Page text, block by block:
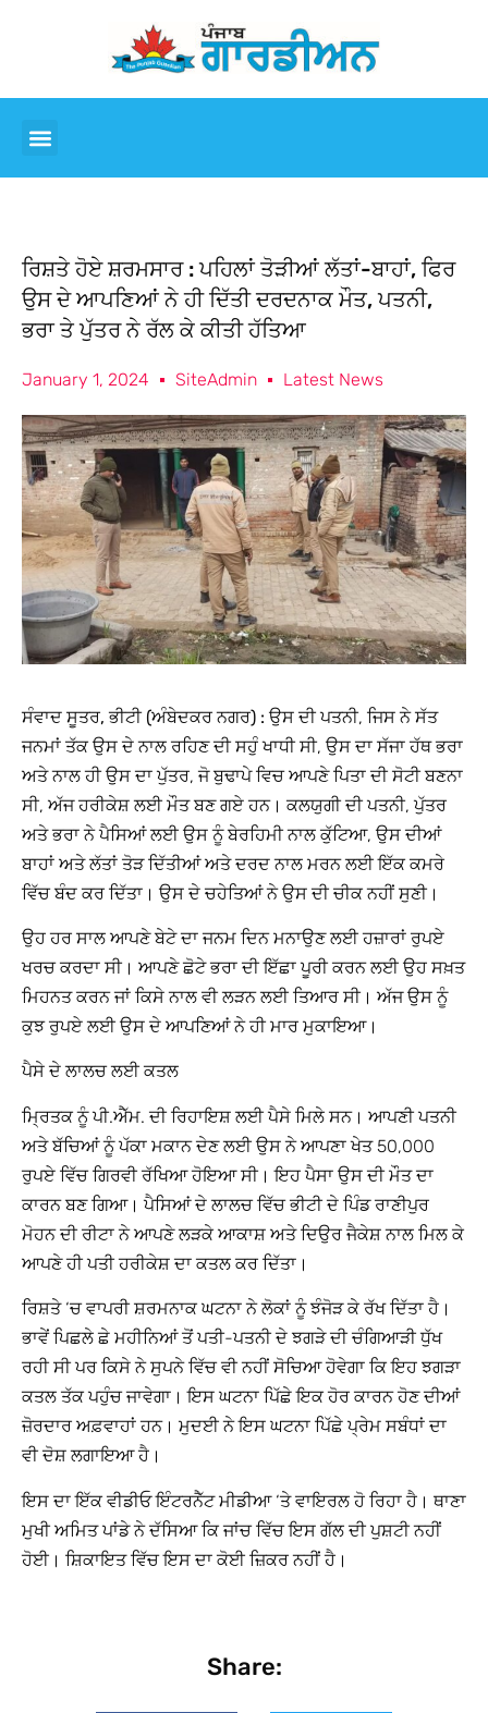
ਰਿਸ਼ਤੇ ਹੋਏ ਸ਼ਰਮਸਾਰ : ਪਹਿਲਾਂ ਤੋੜੀਆਂ ਲੱਤਾਂ-ਬਾਹਾਂ, ਫਿਰ
ਉਸ ਦੇ ਆਪਣਿਆਂ ਨੇ ਹੀ ਦਿੱਤੀ ਦਰਦਨਾਕ ਮੌਤ, ਪਤਨੀ,
ਭਰਾ ਤੇ ਪੁੱਤਰ ਨੇ ਰੱਲ ਕੇ ਕੀਤੀ ਹੱਤਿਆ
January 1, 2024 SiteAdmin Latest News
ਸੰਵਾਦ ਸੂਤਰ, ਭੀਟੀ (ਅੰਬੇਦਕਰ ਨਗਰ) : ਉਸ ਦੀ ਪਤਨੀ, ਜਿਸ ਨੇ ਸੱਤ
ਜਨਮਾਂ ਤੱਕ ਉਸ ਦੇ ਨਾਲ ਰਹਿਣ ਦੀ ਸਹੁੰ ਖਾਧੀ ਸੀ, ਉਸ ਦਾ ਸੱਜਾ ਹੱਥ ਭਰਾ
ਅਤੇ ਨਾਲ ਹੀ ਉਸ ਦਾ ਪੁੱਤਰ, ਜੋ ਬੁਢਾਪੇ ਵਿਚ ਆਪਣੇ ਪਿਤਾ ਦੀ ਸੋਟੀ ਬਣਨਾ
ਸੀ, ਅੱਜ ਹਰੀਕੇਸ਼ ਲਈ ਮੌਤ ਬਣ ਗਏ ਹਨ। ਕਲਯੁਗੀ ਦੀ ਪਤਨੀ, ਪੁੱਤਰ
ਅਤੇ ਭਰਾ ਨੇ ਪੈਸਿਆਂ ਲਈ ਉਸ ਨੂੰ ਬੇਰਹਿਮੀ ਨਾਲ ਕੁੱਟਿਆ, ਉਸ ਦੀਆਂ
ਬਾਹਾਂ ਅਤੇ ਲੱਤਾਂ ਤੋੜ ਦਿੱਤੀਆਂ ਅਤੇ ਦਰਦ ਨਾਲ ਮਰਨ ਲਈ ਇੱਕ ਕਮਰੇ
ਵਿੱਚ ਬੰਦ ਕਰ ਦਿੱਤਾ। ਉਸ ਦੇ ਚਹੇਤਿਆਂ ਨੇ ਉਸ ਦੀ ਚੀਕ ਨਹੀਂ ਸੁਣੀ।
ਉਹ ਹਰ ਸਾਲ ਆਪਣੇ ਬੇਟੇ ਦਾ ਜਨਮ ਦਿਨ ਮਨਾਉਣ ਲਈ ਹਜ਼ਾਰਾਂ ਰੁਪਏ
ਖਰਚ ਕਰਦਾ ਸੀ। ਆਪਣੇ ਛੋਟੇ ਭਰਾ ਦੀ ਇੱਛਾ ਪੂਰੀ ਕਰਨ ਲਈ ਉਹ ਸਖ਼ਤ
ਮਿਹਨਤ ਕਰਨ ਜਾਂ ਕਿਸੇ ਨਾਲ ਵੀ ਲੜਨ ਲਈ ਤਿਆਰ ਸੀ। ਅੱਜ ਉਸ ਨੂੰ
ਕੁਝ ਰੁਪਏ ਲਈ ਉਸ ਦੇ ਆਪਣਿਆਂ ਨੇ ਹੀ ਮਾਰ ਮੁਕਾਇਆ।
ਪੈਸੇ ਦੇ ਲਾਲਚ ਲਈ ਕਤਲ
ਮ੍ਰਿਤਕ ਨੂੰ ਪੀ.ਐੱਮ. ਦੀ ਰਿਹਾਇਸ਼ ਲਈ ਪੈਸੇ ਮਿਲੇ ਸਨ। ਆਪਣੀ ਪਤਨੀ
ਅਤੇ ਬੱਚਿਆਂ ਨੂੰ ਪੱਕਾ ਮਕਾਨ ਦੇਣ ਲਈ ਉਸ ਨੇ ਆਪਣਾ ਖੇਤ 50,000
ਰੁਪਏ ਵਿੱਚ ਗਿਰਵੀ ਰੱਖਿਆ ਹੋਇਆ ਸੀ। ਇਹ ਪੈਸਾ ਉਸ ਦੀ ਮੌਤ ਦਾ
ਕਾਰਨ ਬਣ ਗਿਆ। ਪੈਸਿਆਂ ਦੇ ਲਾਲਚ ਵਿੱਚ ਭੀਟੀ ਦੇ ਪਿੰਡ ਰਾਣੀਪੁਰ
ਮੋਹਨ ਦੀ ਰੀਟਾ ਨੇ ਆਪਣੇ ਲੜਕੇ ਆਕਾਸ਼ ਅਤੇ ਦਿਉਰ ਜੈਕੇਸ਼ ਨਾਲ ਮਿਲ ਕੇ
ਆਪਣੇ ਹੀ ਪਤੀ ਹਰੀਕੇਸ਼ ਦਾ ਕਤਲ ਕਰ ਦਿੱਤਾ।
ਰਿਸ਼ਤੇ ‘ਚ ਵਾਪਰੀ ਸ਼ਰਮਨਾਕ ਘਟਨਾ ਨੇ ਲੋਕਾਂ ਨੂੰ ਝੰਜੋੜ ਕੇ ਰੱਖ ਦਿੱਤਾ ਹੈ।
ਭਾਵੇਂ ਪਿਛਲੇ ਛੇ ਮਹੀਨਿਆਂ ਤੋਂ ਪਤੀ-ਪਤਨੀ ਦੇ ਝਗੜੇ ਦੀ ਚੰਗਿਆੜੀ ਧੁੱਖ
ਰਹੀ ਸੀ ਪਰ ਕਿਸੇ ਨੇ ਸੁਪਨੇ ਵਿੱਚ ਵੀ ਨਹੀਂ ਸੋਚਿਆ ਹੋਵੇਗਾ ਕਿ ਇਹ ਝਗੜਾ
ਕਤਲ ਤੱਕ ਪਹੁੰਚ ਜਾਵੇਗਾ। ਇਸ ਘਟਨਾ ਪਿੱਛੇ ਇਕ ਹੋਰ ਕਾਰਨ ਹੋਣ ਦੀਆਂ
ਜ਼ੋਰਦਾਰ ਅਫ਼ਵਾਹਾਂ ਹਨ। ਮੁਦਈ ਨੇ ਇਸ ਘਟਨਾ ਪਿੱਛੇ ਪ੍ਰੇਮ ਸਬੰਧਾਂ ਦਾ
ਵੀ ਦੋਸ਼ ਲਗਾਇਆ ਹੈ।
ਇਸ ਦਾ ਇੱਕ ਵੀਡੀਓ ਇੰਟਰਨੈੱਟ ਮੀਡੀਆ ‘ਤੇ ਵਾਇਰਲ ਹੋ ਰਿਹਾ ਹੈ। ਥਾਣਾ
ਮੁਖੀ ਅਮਿਤ ਪਾਂਡੇ ਨੇ ਦੱਸਿਆ ਕਿ ਜਾਂਚ ਵਿੱਚ ਇਸ ਗੱਲ ਦੀ ਪੁਸ਼ਟੀ ਨਹੀਂ
ਹੋਈ। ਸ਼ਿਕਾਇਤ ਵਿੱਚ ਇਸ ਦਾ ਕੋਈ ਜ਼ਿਕਰ ਨਹੀਂ ਹੈ।
Share: